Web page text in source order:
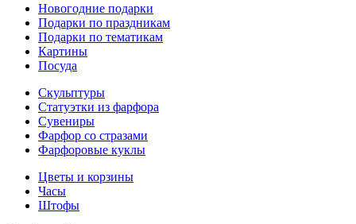
Новогодние подарки
Подарки по праздникам
Подарки по тематикам
Картины
Посуда
Скульптуры
Статуэтки из фарфора
Сувениры
Фарфор со стразами
Фарфоровые куклы
Цветы и корзины
Часы
Штофы